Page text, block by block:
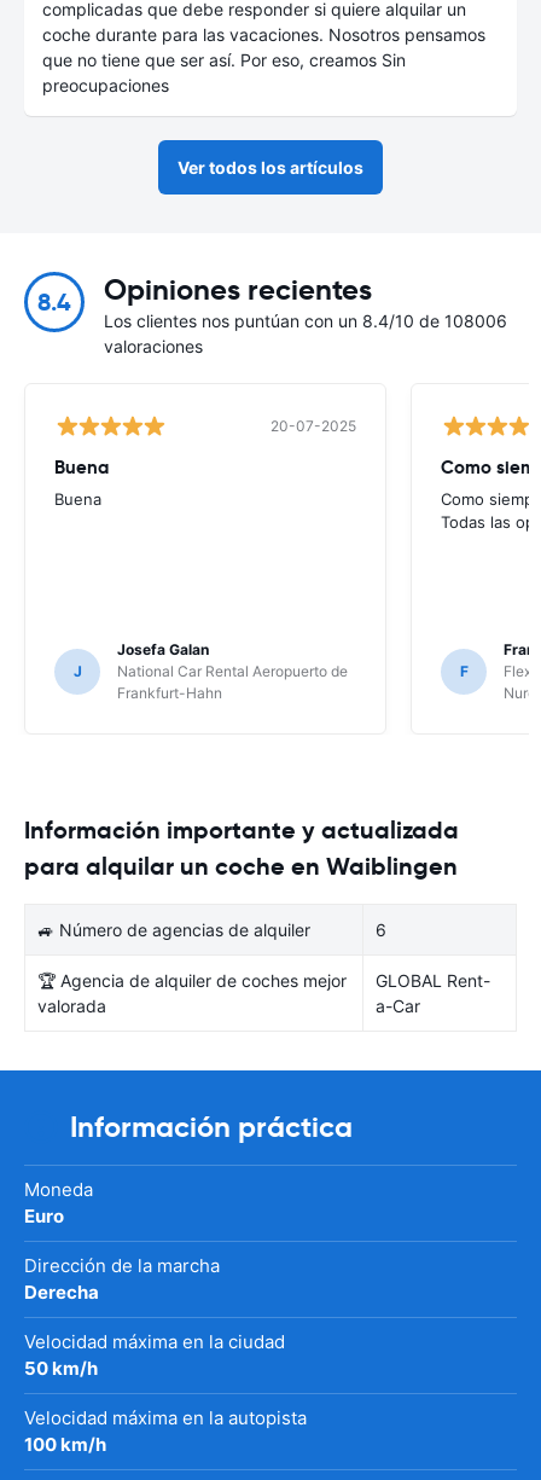
complicadas que debe responder si quiere alquilar un
coche durante para las vacaciones. Nosotros pensamos
que no tiene que ser así. Por eso, creamos Sin
preocupaciones
Ver todos los artículos
8.4 Opiniones recientes
Los clientes nos puntúan con un 8.4/10 de 108006
valoraciones
20-07-2025
Buena
Buena
J
Josefa Galan
National Car Rental Aeropuerto de
Frankfurt-Hahn
Como
Como
Todas las
F
Flex
Información importante y actualizada
para alquilar un coche en Waiblingen
🚙 Número de agencias de alquiler 6
🏆 Agencia de alquiler de coches mejor
valorada
GLOBAL Rent-
a-Car
Información práctica
Moneda
Euro
Dirección de la marcha
Derecha
Velocidad máxima en la ciudad
50 km/h
Velocidad máxima en la autopista
100 km/h